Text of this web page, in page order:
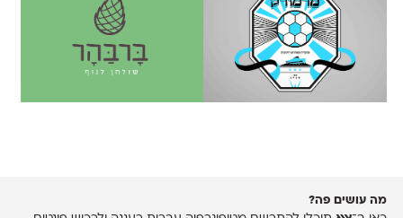
מה עושים פה?